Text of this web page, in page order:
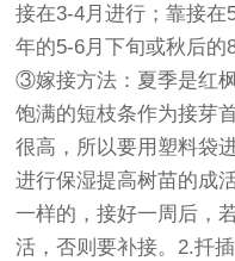
接在3-4月进行；靠接
年的5-6月下旬或秋后的
③嫁接方法：夏季是红
饱满的短枝条作为接芽
很高，所以要用塑料袋
进行保湿提高树苗的成
一样的，接好一周后，
活，否则要补接。2.扦